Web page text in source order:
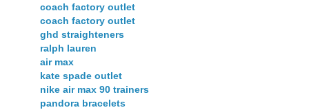
coach factory outlet
coach factory outlet
ghd straighteners
ralph lauren
air max
kate spade outlet
nike air max 90 trainers
pandora bracelets